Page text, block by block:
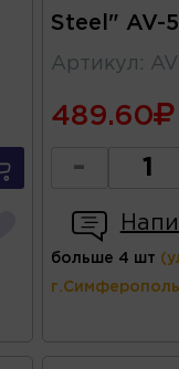
Steel" AV-
Артикул :
489.60
-
больше 4 шт